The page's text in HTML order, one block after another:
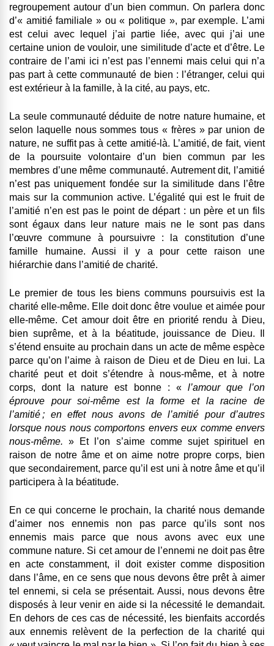
regroupement autour d’un bien commun. On parlera donc
d’« amitié familiale » ou « politique », par exemple. L’ami
est celui avec lequel j’ai partie liée, avec qui j’ai une
certaine union de vouloir, une similitude d’acte et d’être. Le
contraire de l’ami ici n’est pas l’ennemi mais celui qui n’a
pas part à cette communauté de bien : l’étranger, celui qui
est extérieur à la famille, à la cité, au pays, etc.
La seule communauté déduite de notre nature humaine, et
selon laquelle nous sommes tous « frères » par union de
nature, ne suffit pas à cette amitié-là. L’amitié, de fait, vient
de la poursuite volontaire d’un bien commun par les
membres d’une même communauté. Autrement dit, l’amitié
n’est pas uniquement fondée sur la similitude dans l’être
mais sur la communion active. L’égalité qui est le fruit de
l’amitié n’en est pas le point de départ : un père et un fils
sont égaux dans leur nature mais ne le sont pas dans
l’œuvre commune à poursuivre : la constitution d’une
famille humaine. Aussi il y a pour cette raison une
hiérarchie dans l’amitié de charité.
Le premier de tous les biens communs poursuivis est la
charité elle-même. Elle doit donc être voulue et aimée pour
elle-même. Cet amour doit être en priorité rendu à Dieu,
bien suprême, et à la béatitude, jouissance de Dieu. Il
s’étend ensuite au prochain dans un acte de même espèce
parce qu’on l’aime à raison de Dieu et de Dieu en lui. La
charité peut et doit s’étendre à nous-même, et à notre
corps, dont la nature est bonne : « l’amour que l’on
éprouve pour soi-même est la forme et la racine de
l’amitié ; en effet nous avons de l’amitié pour d’autres
lorsque nous nous comportons envers eux comme envers
nous-même. » Et l’on s’aime comme sujet spirituel en
raison de notre âme et on aime notre propre corps, bien
que secondairement, parce qu’il est uni à notre âme et qu’il
participera à la béatitude.
En ce qui concerne le prochain, la charité nous demande
d’aimer nos ennemis non pas parce qu’ils sont nos
ennemis mais parce que nous avons avec eux une
commune nature. Si cet amour de l’ennemi ne doit pas être
en acte constamment, il doit exister comme disposition
dans l’âme, en ce sens que nous devons être prêt à aimer
tel ennemi, si cela se présentait. Aussi, nous devons être
disposés à leur venir en aide si la nécessité le demandait.
En dehors de ces cas de nécessité, les bienfaits accordés
aux ennemis relèvent de la perfection de la charité qui